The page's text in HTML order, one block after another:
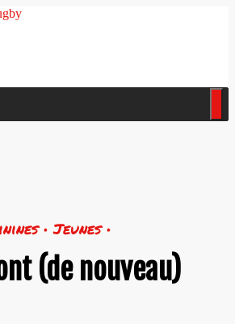
• Jeunes •
(de nouveau)